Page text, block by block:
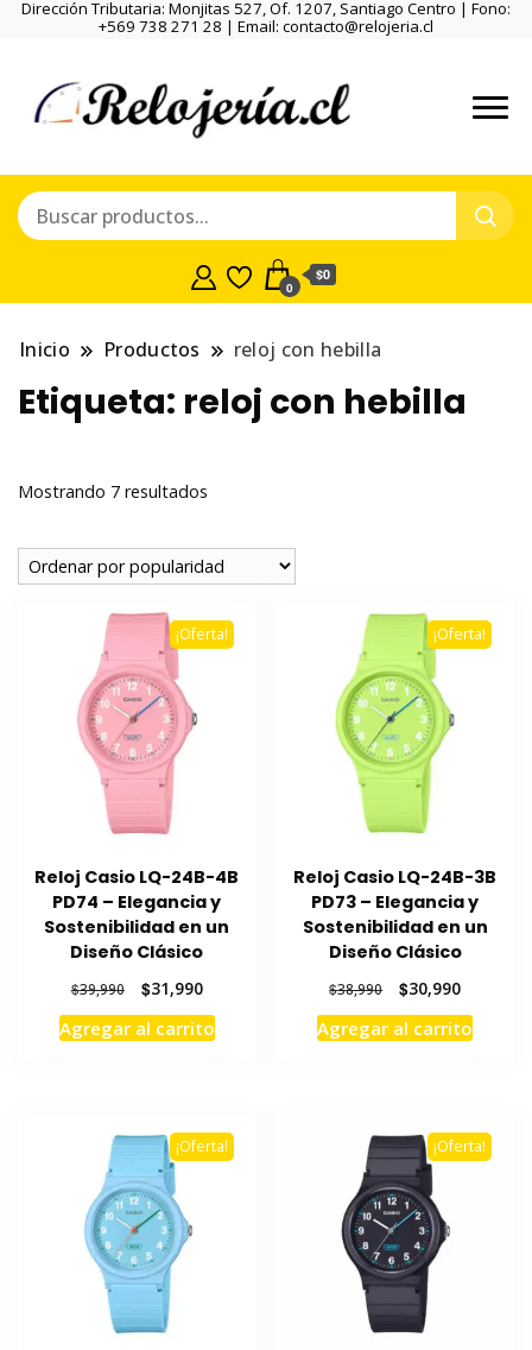
Dirección Tributaria: Monjitas 527, Of. 1207, Santiago Centro | Fono:
+569 738 271 28 | Email: contacto@relojeria.cl
0
$0
Inicio Productos reloj con hebilla
Etiqueta: reloj con hebilla
Mostrando 7 resultados
popularidad
¡Oferta!
Reloj Casio LQ-24B-4B
PD74 – Elegancia y
Sostenibilidad en un
Diseño Clásico
$39,990
precio
original
$31,990El
precio
actual
Agregar al carrito
¡Oferta!
Reloj Casio LQ-24B-3B
PD73 – Elegancia y
Sostenibilidad en un
Diseño Clásico
$38,990
El
precio
original
$30,990El
precio
actual
Agregar al carrito
¡Oferta! ¡Oferta!